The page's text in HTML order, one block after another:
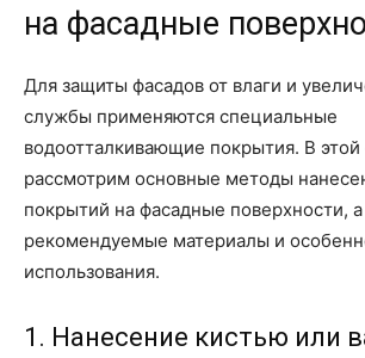
на фасадные
Для защиты фасадов от влаги и
службы применяются специальные
водоотталкивающие покрытия. В этой
рассмотрим основные методы
покрытий на фасадные поверхности,
рекомендуемые материалы и
использования.
1. Нанесение кистью или